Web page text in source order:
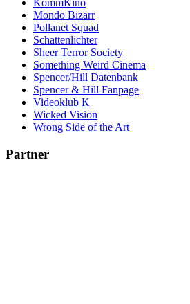
Mondo Bizarr
Pollanet Squad
Schattenlichter
Sheer Terror Society
Something Weird Cinema
Spencer/Hill Datenbank
Spencer & Hill Fanpage
Videoklub K
Wicked Vision
Wrong Side of the Art
Partner